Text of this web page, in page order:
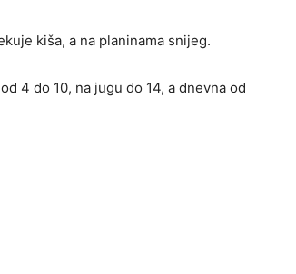
kiša, a na planinama snijeg.
4 do 10, na jugu do 14, a dnevna od